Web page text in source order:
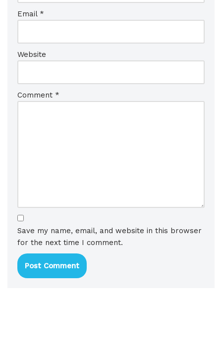
Email *
Website
Comment *
Save my name, email, and website in this browser
for the next time I comment.